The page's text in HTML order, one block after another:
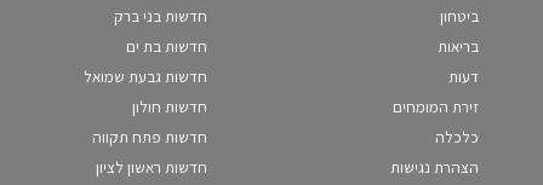
ביטחון
בריאות
דעות
זירת המומחים
כלכלה
הצהרת נגישות
חדשות בני ברק
חדשות בת ים
חדשות גבעת שמואל
חדשות חולון
חדשות פתח תקווה
חדשות ראשון לציון